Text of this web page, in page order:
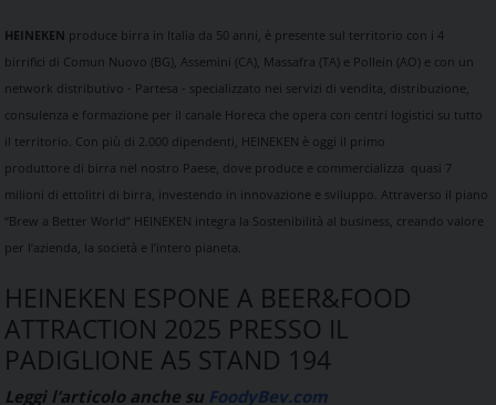
HEINEKEN produce birra in Italia da 50 anni, è presente sul territorio con i 4
birrifici di Comun Nuovo (BG), Assemini (CA), Massafra (TA) e Pollein (AO) e con un
network distributivo - Partesa - specializzato nei servizi di vendita, distribuzione,
consulenza e formazione per il canale Horeca che opera con centri logistici su tutto
il territorio. Con più di 2.000 dipendenti, HEINEKEN è oggi il primo
produttore di birra nel nostro Paese, dove produce e commercializza quasi 7
milioni di ettolitri di birra, investendo in innovazione e sviluppo. Attraverso il piano
“Brew a Better World” HEINEKEN integra la Sostenibilità al business, creando valore
per l’azienda, la società e l’intero pianeta.
HEINEKEN ESPONE A BEER&FOOD
ATTRACTION 2025 PRESSO IL
PADIGLIONE A5 STAND 194
Leggi l’articolo anche su FoodyBev.com